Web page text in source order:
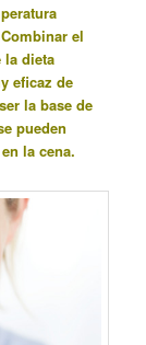
el
la dieta
eficaz de
la base de
pueden
la cena.